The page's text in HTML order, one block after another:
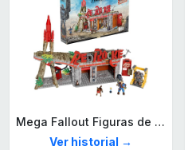
Mega Fallout Figuras de acción y Juguetes de construcción, Parada de Camiones Red Rocket con 824 Piezas, 2 Personajes articulados y Accesorios, para coleccionistas, HXT00
Ver historial →